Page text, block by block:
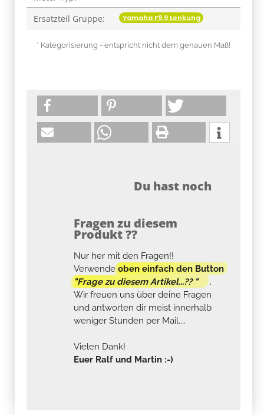
Ersatzteil Gruppe: Yamaha F9.9 Lenkung
* Kategorisierung - entspricht nicht dem genauen Maß!
Du hast noch
Fragen zu diesem
Produkt ??
Nur her mit den Fragen!!
Verwendeoben einfach den Button
"Frage zu diesem Artikel...?? "
.
Wir freuen uns über deine Fragen
und antworten dir meist innerhalb
weniger Stunden per Mail....
Vielen Dank!
Euer Ralf und Martin :-)